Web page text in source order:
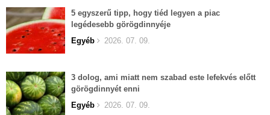
5 egyszerű tipp, hogy tiéd legyen a piac
legédesebb görögdinnyéje
Egyéb
2026. 07. 09.
3 dolog, ami miatt nem szabad este lefekvés előtt
görögdinnyét enni
Egyéb
2026. 07. 09.